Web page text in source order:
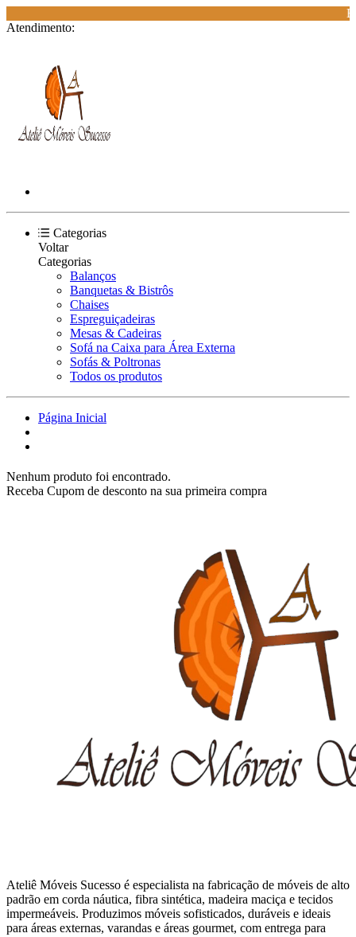
Atendimento:
Categorias
Voltar
Categorias
Balanços
Banquetas & Bistrôs
Chaises
Espreguiçadeiras
Mesas & Cadeiras
Sofá na Caixa para Área Externa
Sofás & Poltronas
Todos os produtos
Página Inicial
Nenhum produto foi encontrado.
Receba Cupom de desconto na sua primeira compra
Ateliê Móveis Sucesso é especialista na fabricação de móveis de alto
padrão em corda náutica, fibra sintética, madeira maciça e tecidos
impermeáveis. Produzimos móveis sofisticados, duráveis e ideais
para áreas externas, varandas e áreas gourmet, com entrega para